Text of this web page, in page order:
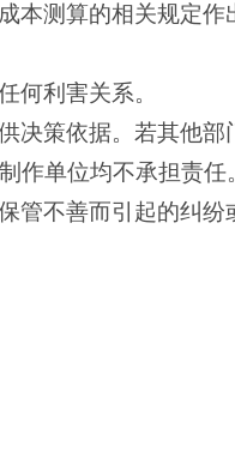
本测算的相关规定
何利害关系。
决策依据。若其他部
作单位均不承担责任
管不善而引起的纠纷